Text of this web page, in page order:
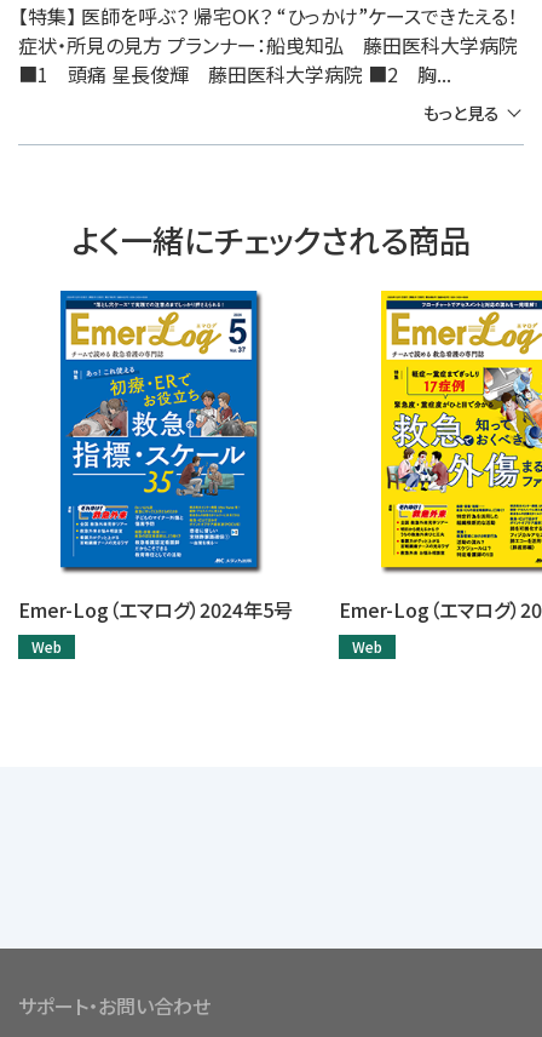
【特集】 医師を呼ぶ？ 帰宅OK？ “ひっかけ”ケースできたえる！
症状・所見の見方 プランナー：船曵知弘 藤田医科大学病院
■1 頭痛 星長俊輝 藤田医科大学病院 ■2 胸...
もっと見る
よく一緒にチェックされる商品
Emer-Log（エマログ）2024年5号
Web
Emer-Log（エマログ）
Web
サポート・お問い合わせ